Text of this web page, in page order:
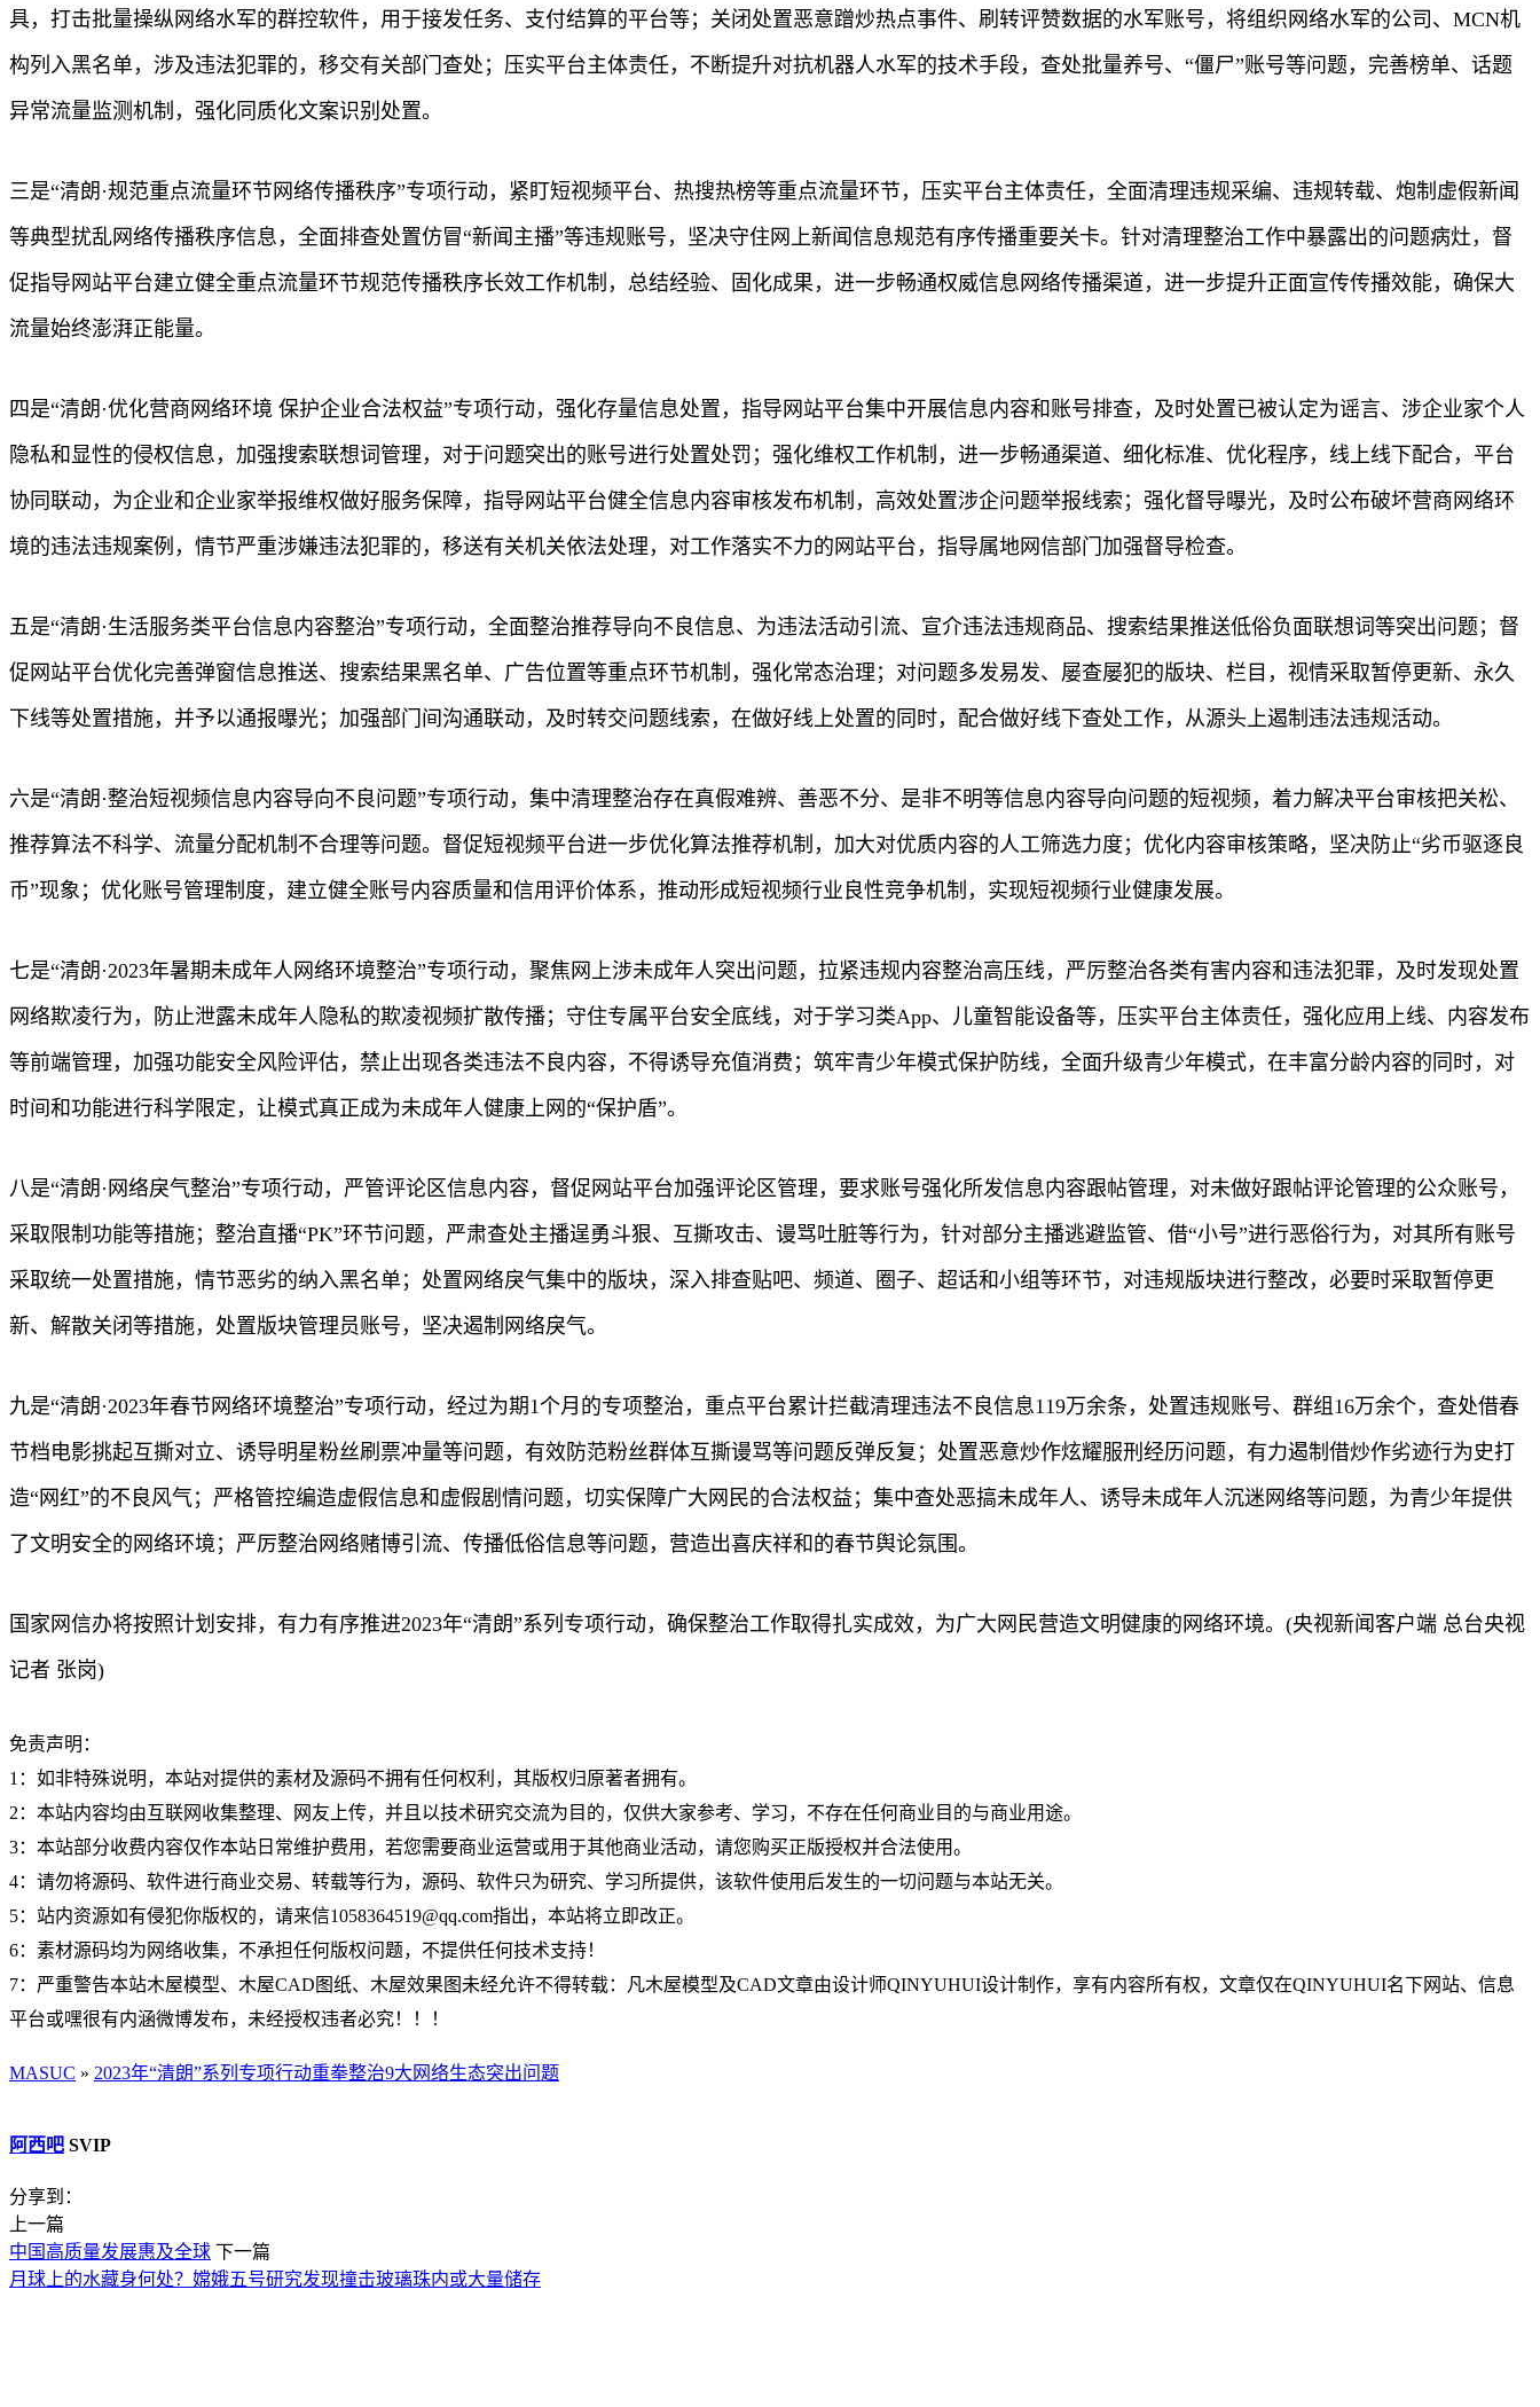
具，打击批量操纵网络水军的群控软件，用于接发任务、支付结算的平台等；关闭处置恶意蹭炒热点事件、刷转评赞数据的水军账号，将组织网络水军的公司、MCN机
构列入黑名单，涉及违法犯罪的，移交有关部门查处；压实平台主体责任，不断提升对抗机器人水军的技术手段，查处批量养号、“僵尸”账号等问题，完善榜单、话题
异常流量监测机制，强化同质化文案识别处置。
三是“清朗·规范重点流量环节网络传播秩序”专项行动，紧盯短视频平台、热搜热榜等重点流量环节，压实平台主体责任，全面清理违规采编、违规转载、炮制虚假新闻
等典型扰乱网络传播秩序信息，全面排查处置仿冒“新闻主播”等违规账号，坚决守住网上新闻信息规范有序传播重要关卡。针对清理整治工作中暴露出的问题病灶，督
促指导网站平台建立健全重点流量环节规范传播秩序长效工作机制，总结经验、固化成果，进一步畅通权威信息网络传播渠道，进一步提升正面宣传传播效能，确保大
流量始终澎湃正能量。
四是“清朗·优化营商网络环境 保护企业合法权益”专项行动，强化存量信息处置，指导网站平台集中开展信息内容和账号排查，及时处置已被认定为谣言、涉企业家个人
隐私和显性的侵权信息，加强搜索联想词管理，对于问题突出的账号进行处置处罚；强化维权工作机制，进一步畅通渠道、细化标准、优化程序，线上线下配合，平台
协同联动，为企业和企业家举报维权做好服务保障，指导网站平台健全信息内容审核发布机制，高效处置涉企问题举报线索；强化督导曝光，及时公布破坏营商网络环
境的违法违规案例，情节严重涉嫌违法犯罪的，移送有关机关依法处理，对工作落实不力的网站平台，指导属地网信部门加强督导检查。
五是“清朗·生活服务类平台信息内容整治”专项行动，全面整治推荐导向不良信息、为违法活动引流、宣介违法违规商品、搜索结果推送低俗负面联想词等突出问题；督
促网站平台优化完善弹窗信息推送、搜索结果黑名单、广告位置等重点环节机制，强化常态治理；对问题多发易发、屡查屡犯的版块、栏目，视情采取暂停更新、永久
下线等处置措施，并予以通报曝光；加强部门间沟通联动，及时转交问题线索，在做好线上处置的同时，配合做好线下查处工作，从源头上遏制违法违规活动。
六是“清朗·整治短视频信息内容导向不良问题”专项行动，集中清理整治存在真假难辨、善恶不分、是非不明等信息内容导向问题的短视频，着力解决平台审核把关松、
推荐算法不科学、流量分配机制不合理等问题。督促短视频平台进一步优化算法推荐机制，加大对优质内容的人工筛选力度；优化内容审核策略，坚决防止“劣币驱逐良
币”现象；优化账号管理制度，建立健全账号内容质量和信用评价体系，推动形成短视频行业良性竞争机制，实现短视频行业健康发展。
七是“清朗·2023年暑期未成年人网络环境整治”专项行动，聚焦网上涉未成年人突出问题，拉紧违规内容整治高压线，严厉整治各类有害内容和违法犯罪，及时发现处置
网络欺凌行为，防止泄露未成年人隐私的欺凌视频扩散传播；守住专属平台安全底线，对于学习类App、儿童智能设备等，压实平台主体责任，强化应用上线、内容发布
等前端管理，加强功能安全风险评估，禁止出现各类违法不良内容，不得诱导充值消费；筑牢青少年模式保护防线，全面升级青少年模式，在丰富分龄内容的同时，对
时间和功能进行科学限定，让模式真正成为未成年人健康上网的“保护盾”。
八是“清朗·网络戾气整治”专项行动，严管评论区信息内容，督促网站平台加强评论区管理，要求账号强化所发信息内容跟帖管理，对未做好跟帖评论管理的公众账号，
采取限制功能等措施；整治直播“PK”环节问题，严肃查处主播逞勇斗狠、互撕攻击、谩骂吐脏等行为，针对部分主播逃避监管、借“小号”进行恶俗行为，对其所有账号
采取统一处置措施，情节恶劣的纳入黑名单；处置网络戾气集中的版块，深入排查贴吧、频道、圈子、超话和小组等环节，对违规版块进行整改，必要时采取暂停更
新、解散关闭等措施，处置版块管理员账号，坚决遏制网络戾气。
九是“清朗·2023年春节网络环境整治”专项行动，经过为期1个月的专项整治，重点平台累计拦截清理违法不良信息119万余条，处置违规账号、群组16万余个，查处借春
节档电影挑起互撕对立、诱导明星粉丝刷票冲量等问题，有效防范粉丝群体互撕谩骂等问题反弹反复；处置恶意炒作炫耀服刑经历问题，有力遏制借炒作劣迹行为史打
造“网红”的不良风气；严格管控编造虚假信息和虚假剧情问题，切实保障广大网民的合法权益；集中查处恶搞未成年人、诱导未成年人沉迷网络等问题，为青少年提供
了文明安全的网络环境；严厉整治网络赌博引流、传播低俗信息等问题，营造出喜庆祥和的春节舆论氛围。
国家网信办将按照计划安排，有力有序推进2023年“清朗”系列专项行动，确保整治工作取得扎实成效，为广大网民营造文明健康的网络环境。(央视新闻客户端 总台央视
记者 张岗)
免责声明：
1：如非特殊说明，本站对提供的素材及源码不拥有任何权利，其版权归原著者拥有。
2：本站内容均由互联网收集整理、网友上传，并且以技术研究交流为目的，仅供大家参考、学习，不存在任何商业目的与商业用途。
3：本站部分收费内容仅作本站日常维护费用，若您需要商业运营或用于其他商业活动，请您购买正版授权并合法使用。
4：请勿将源码、软件进行商业交易、转载等行为，源码、软件只为研究、学习所提供，该软件使用后发生的一切问题与本站无关。
5：站内资源如有侵犯你版权的，请来信1058364519@qq.com指出，本站将立即改正。
6：素材源码均为网络收集，不承担任何版权问题，不提供任何技术支持！
7：严重警告本站木屋模型、木屋CAD图纸、木屋效果图未经允许不得转载：凡木屋模型及CAD文章由设计师QINYUHUI设计制作，享有内容所有权，文章仅在QINYUHUI名下网站、信息
平台或嘿很有内涵微博发布，未经授权违者必究！！！
MASUC » 2023年“清朗”系列专项行动重拳整治9大网络生态突出问题
阿西吧 SVIP
分享到：
上一篇
中国高质量发展惠及全球 下一篇
月球上的水藏身何处？嫦娥五号研究发现撞击玻璃珠内或大量储存